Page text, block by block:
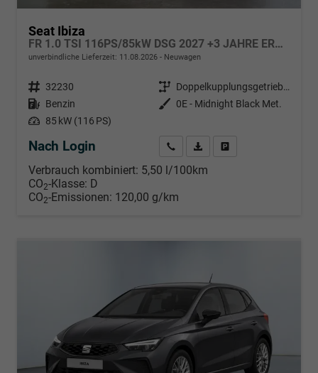
Seat Ibiza
FR 1.0 TSI 116PS/85kW DSG 2027 +3 JAHRE ERW. GARANTIE+18" ALU PERFORMANCE+KESSY+FULL LED+SAFE& DRIVING XL+ANHÄNGER VORBEREITUNG+10,25" DIGITAL COCKPIT+
unverbindliche Lieferzeit: 11.08.2026 Neuwagen
Fahrzeugnr. 32230 Getriebe
Doppelkupplungsgetriebe (DSG)
Kraftstoff Benzin Außenfarbe 0E - Midnight Black Met.
Leistung 85 kW (116 PS)
Nach Login Wir rufen Sie anPDF-Datei, Fahrzeugexposé
Verbrauch kombiniert: 5,50 l/100km
CO2-Klasse: D
CO2-Emissionen: 120,00 g/km